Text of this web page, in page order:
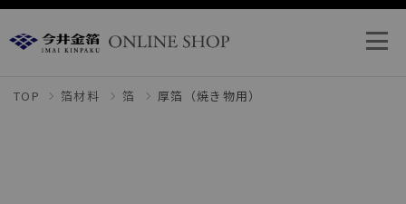
TOP 箔材料 箔 厚箔（焼き物用）